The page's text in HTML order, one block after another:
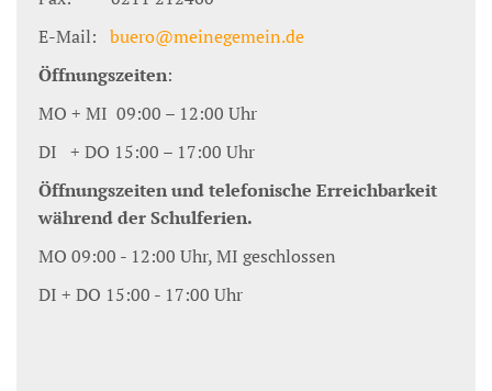
E-Mail: buero@meinegemein.de
Öffnungszeiten:
MO + MI 09:00 – 12:00 Uhr
DI + DO 15:00 – 17:00 Uhr
Öffnungszeiten und telefonische Erreichbarkeit
während der Schulferien.
MO 09:00 - 12:00 Uhr, MI geschlossen
DI + DO 15:00 - 17:00 Uhr